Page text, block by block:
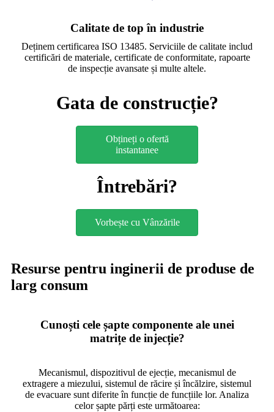
Calitate de top în industrie
Deținem certificarea ISO 13485. Serviciile de calitate includ
certificări de materiale, certificate de conformitate, rapoarte
de inspecție avansate și multe altele.
Gata de construcție?
Obțineți o ofertă
instantanee
Întrebări?
Vorbește cu Vânzările
Resurse pentru inginerii de produse de
larg consum
Cunoști cele șapte componente ale unei
matrițe de injecție?
Mecanismul, dispozitivul de ejecție, mecanismul de
extragere a miezului, sistemul de răcire și încălzire, sistemul
de evacuare sunt diferite în funcție de funcțiile lor. Analiza
celor șapte părți este următoarea: